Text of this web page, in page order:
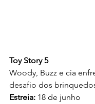
Toy Story 5
Woody, Buzz e cia
desafio dos
Estreia: 18 de junho